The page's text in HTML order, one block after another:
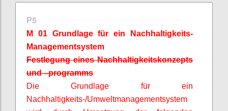
P5
M 01 Grundlage für ein Nachhaltigkeits-
Managementsystem
Festlegung eines Nachhaltigkeitskonzepts
und–programms
Die Grundlage für ein
Nachhaltigkeits-/Umweltmanagementsystem